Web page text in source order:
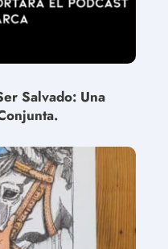
Salvado: Una